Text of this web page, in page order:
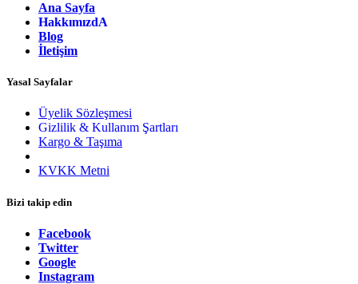
Ana Sayfa
HakkımızdA
Blog
İletişim
Yasal Sayfalar
Üyelik Sözleşmesi
Gizlilik & Kullanım Şartları
Kargo & Taşıma
KVKK Metni
Bizi takip edin
Facebook
Twitter
Google
Instagram